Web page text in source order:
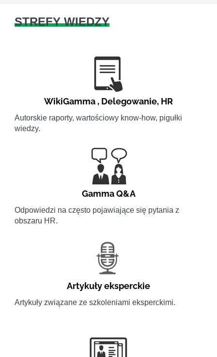
STREFY WIEDZY
WikiGamma , Delegowanie, HR
Autorskie raporty, wartościowy know-how, pigułki
wiedzy.
Gamma Q&A
Odpowiedzi na często pojawiające się pytania z
obszaru HR.
Artykuły eksperckie
Artykuły związane ze szkoleniami eksperckimi.